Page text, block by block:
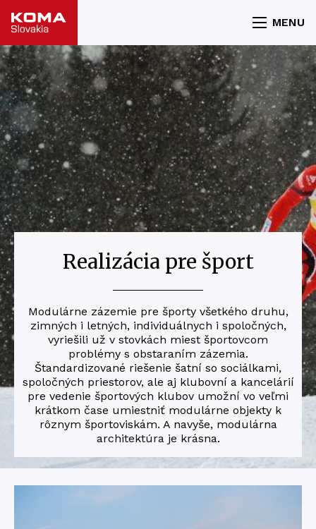
MENU
Realizácia pre šport
Modulárne zázemie pre športy všetkého druhu,
zimných i letných, individuálnych i spoločných,
vyriešili už v stovkách miest športovcom
problémy s obstaraním zázemia.
Štandardizované riešenie šatní so sociálkami,
spoločných priestorov, ale aj klubovní a kancelárií
pre vedenie športových klubov umožní vo veľmi
krátkom čase umiestniť modulárne objekty k
rôznym športoviskám. A navyše, modulárna
architektúra je krásna.